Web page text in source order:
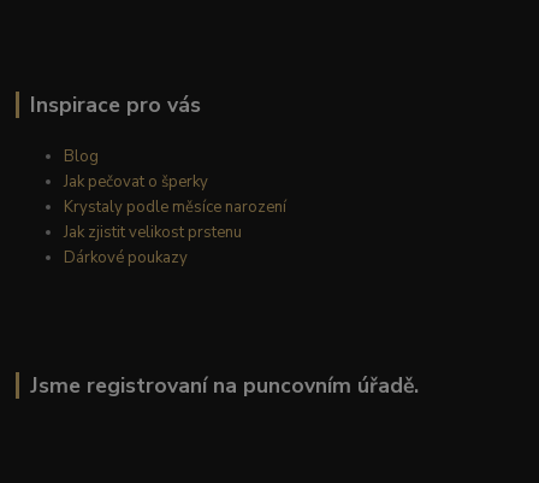
Inspirace pro vás
Blog
Jak pečovat o šperky
Krystaly podle měsíce narození
Jak zjistit velikost prstenu
Dárkové poukazy
Jsme registrovaní na puncovním úřadě.